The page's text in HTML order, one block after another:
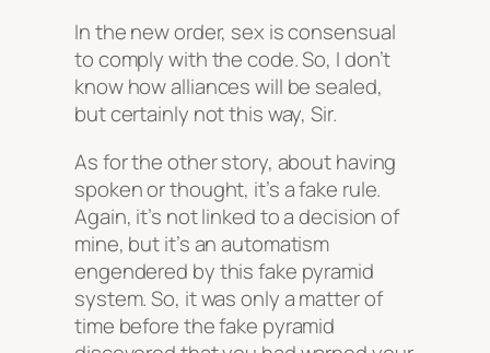
In the new order, sex is consensual
to comply with the code. So, I don’t
know how alliances will be sealed,
but certainly not this way, Sir.
As for the other story, about having
spoken or thought, it’s a fake rule.
Again, it’s not linked to a decision of
mine, but it’s an automatism
engendered by this fake pyramid
system. So, it was only a matter of
time before the fake pyramid